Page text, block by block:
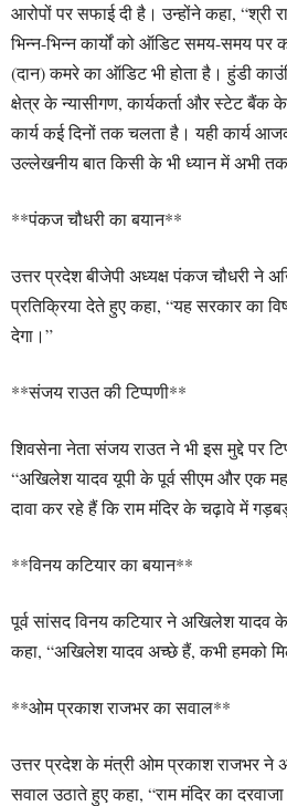
आरोपों पर सफाई दी है। उन्होंने कहा, “श्री
भिन्न-भिन्न कार्यों को ऑडिट समय-समय पर
(दान) कमरे का ऑडिट भी होता है। हुंडी
क्षेत्र के न्यासीगण, कार्यकर्ता और स्टेट बैंक
कार्य कई दिनों तक चलता है। यही कार्य
उल्लेखनीय बात किसी के भी ध्यान में अभी
**पंकज चौधरी का बयान**
उत्तर प्रदेश बीजेपी अध्यक्ष पंकज चौधरी ने
प्रतिक्रिया देते हुए कहा, “यह सरकार का
देगा।”
**संजय राउत की टिप्पणी**
शिवसेना नेता संजय राउत ने भी इस मुद्दे पर
“अखिलेश यादव यूपी के पूर्व सीएम और एक
दावा कर रहे हैं कि राम मंदिर के चढ़ावे में
**विनय कटियार का बयान**
पूर्व सांसद विनय कटियार ने अखिलेश यादव
कहा, “अखिलेश यादव अच्छे हैं, कभी हमको
**ओम प्रकाश राजभर का सवाल**
उत्तर प्रदेश के मंत्री ओम प्रकाश राजभर ने
सवाल उठाते हुए कहा, “राम मंदिर का